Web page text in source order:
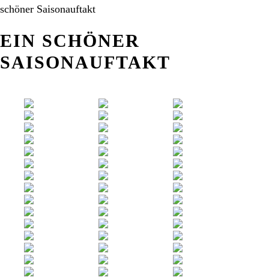
schöner Saisonauftakt
EIN SCHÖNER
SAISONAUFTAKT